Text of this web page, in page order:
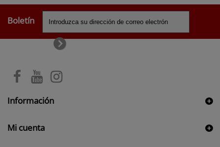
Boletín
Información
Mi cuenta